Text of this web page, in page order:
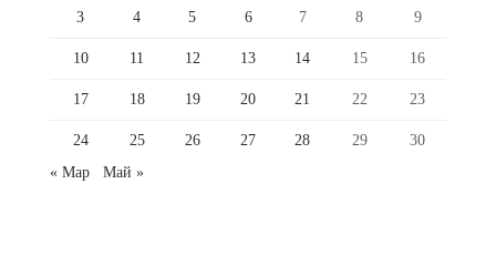
3 4 5 6 7 8 9
10 11 12 13 14 15 16
17 18 19 20 21 22 23
24 25 26 27 28 29
30
« Мар
Май »